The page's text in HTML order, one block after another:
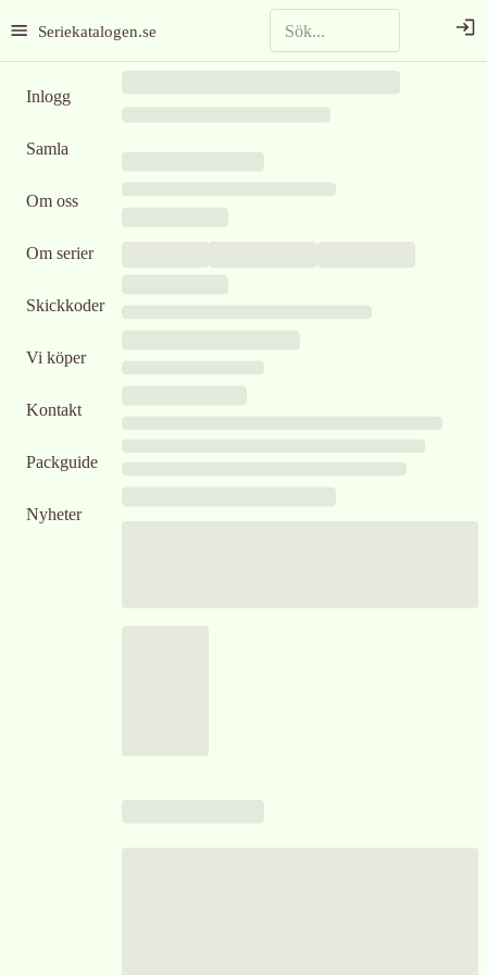
Seriekatalogen.se
Inlogg
Samla
Om oss
Om serier
Skickkoder
Vi köper
Kontakt
Packguide
Nyheter